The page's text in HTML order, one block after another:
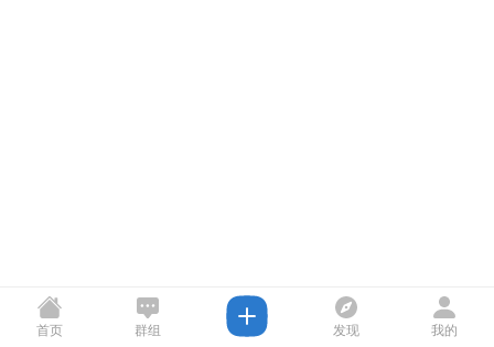
首页 群组 发现 我的